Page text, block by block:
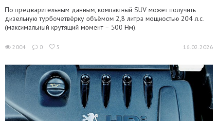
По предварительным данным, компактный SUV может получить
дизельную турбочетвёрку объёмом 2,8 литра мощностью 204 л.с.
(максимальный крутящий момент – 500 Нм).
2004 0 5 16.02.2026